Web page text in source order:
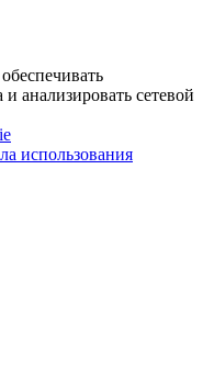
анализировать сетевой
использования